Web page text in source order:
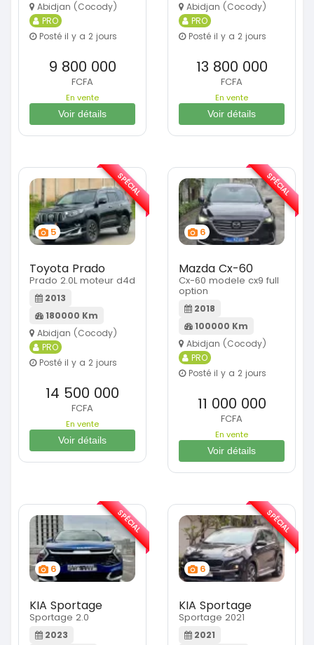
Abidjan (Cocody)
PRO
Posté il y a 2 jours
9 800 000
FCFA
En vente
Voir détails
Abidjan (Cocody)
PRO
Posté il y a 2 jours
13 800 000
FCFA
En vente
Voir détails
5
Toyota Prado
Prado 2.0L moteur d4d
2013
180000 Km
Abidjan (Cocody)
PRO
Posté il y a 2 jours
14 500 000
FCFA
En vente
Voir détails
SPÉCIAL
6
Mazda Cx-60
Cx-60 modele cx9 full
option
2018
100000 Km
Abidjan (Cocody)
PRO
Posté il y a 2 jours
11 000 000
FCFA
En vente
Voir détails
SPÉCIAL
6
KIA Sportage
Sportage 2.0
2023
SPÉCIAL
6
KIA Sportage
Sportage 2021
2021
SPÉCIAL